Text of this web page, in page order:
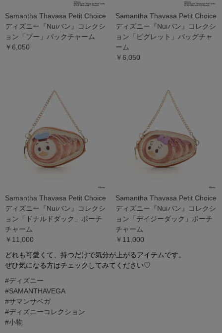
Samantha Thavasa Petit Choice
ディズニー『Nuiパン』コレクシ
ョン「プー」バックチャーム
￥6,050
Samantha Thavasa Petit Choice
ディズニー『Nuiパン』コレクシ
ョン「ピグレット」バッグチャ
ーム
￥6,050
Samantha Thavasa Petit Choice
ディズニー『Nuiパン』コレクシ
ョン「ドナルドダック」ポーチ
チャーム
￥11,000
Samantha Thavasa Petit Choice
ディズニー『Nuiパン』コレクシ
ョン「デイジーダック」ポーチ
チャーム
￥11,000
どれも可愛くて、持つだけで気分が上がるアイテムです。
ぜひ気になる方はチェックしてみてください♡
#ディズニー
#SAMANTHAVEGA
#サマンサベガ
#ディズニーコレクション
#小物